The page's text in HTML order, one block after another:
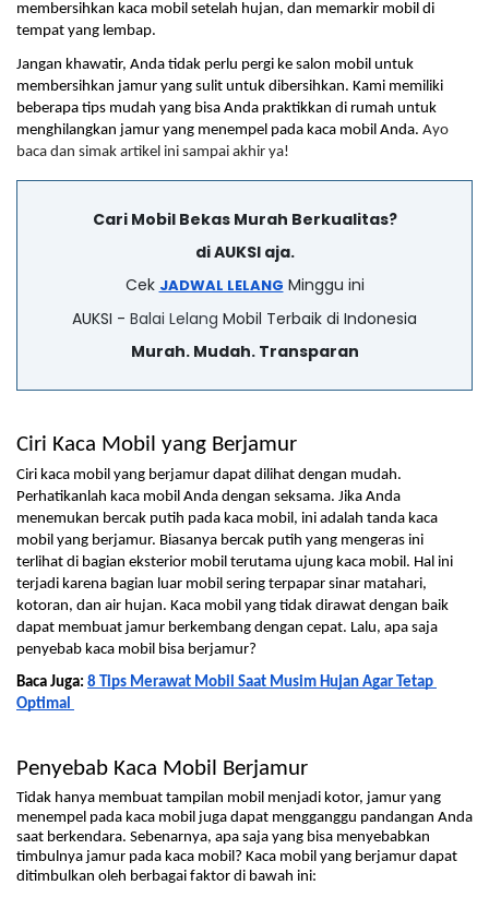
membersihkan kaca mobil setelah hujan, dan memarkir mobil di
tempat yang lembap.
Jangan khawatir, Anda tidak perlu pergi ke salon mobil untuk
membersihkan jamur yang sulit untuk dibersihkan. Kami memiliki
beberapa tips mudah yang bisa Anda praktikkan di rumah untuk
menghilangkan jamur yang menempel pada kaca mobil Anda. Ayo
baca dan simak artikel ini sampai akhir ya!
Cari Mobil Bekas Murah Berkualitas?
di AUKSI aja.
Cek JADWAL LELANG Minggu ini
AUKSI - Balai Lelang Mobil Terbaik di Indonesia
Murah. Mudah. Transparan
Ciri Kaca Mobil yang Berjamur
Ciri kaca mobil yang berjamur dapat dilihat dengan mudah.
Perhatikanlah kaca mobil Anda dengan seksama. Jika Anda
menemukan bercak putih pada kaca mobil, ini adalah tanda kaca
mobil yang berjamur. Biasanya bercak putih yang mengeras ini
terlihat di bagian eksterior mobil terutama ujung kaca mobil. Hal ini
terjadi karena bagian luar mobil sering terpapar sinar matahari,
kotoran, dan air hujan. Kaca mobil yang tidak dirawat dengan baik
dapat membuat jamur berkembang dengan cepat. Lalu, apa saja
penyebab kaca mobil bisa berjamur?
Baca Juga: 8 Tips Merawat Mobil Saat Musim Hujan Agar Tetap
Optimal
Penyebab Kaca Mobil Berjamur
Tidak hanya membuat tampilan mobil menjadi kotor, jamur yang
menempel pada kaca mobil juga dapat mengganggu pandangan Anda
saat berkendara. Sebenarnya, apa saja yang bisa menyebabkan
timbulnya jamur pada kaca mobil? Kaca mobil yang berjamur dapat
ditimbulkan oleh berbagai faktor di bawah ini: